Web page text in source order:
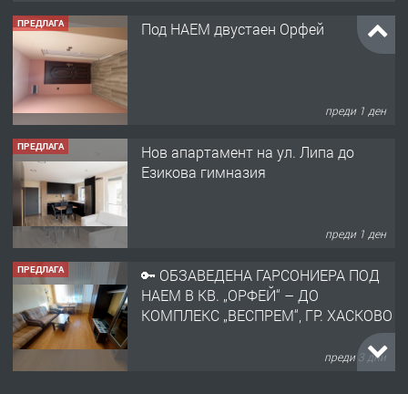
ПРЕДЛАГА Под НАЕМ двустаен Орфей
преди 1 ден
ПРЕДЛАГА
Нов апартамент на ул. Липа до
Езикова гимназия
преди 1 ден
ПРЕДЛАГА
🔑 ОБЗАВЕДЕНА ГАРСОНИЕРА ПОД
НАЕМ В КВ. „ОРФЕЙ“ – ДО
КОМПЛЕКС „ВЕСПРЕМ“, ГР. ХАСКОВО
преди 3 дни